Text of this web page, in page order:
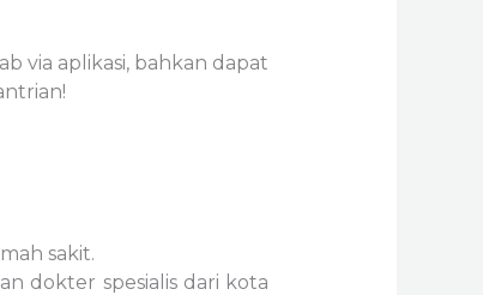
via aplikasi, bahkan dapat
sakit.
dokter spesialis dari kota